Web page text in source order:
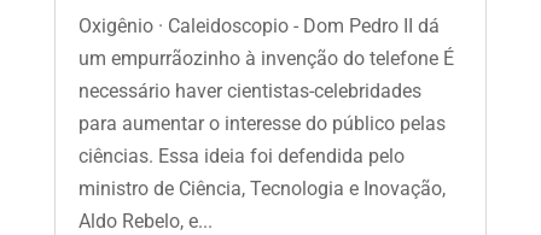
Oxigênio · Caleidoscopio - Dom Pedro II dá
um empurrãozinho à invenção do telefone É
necessário haver cientistas-celebridades
para aumentar o interesse do público pelas
ciências. Essa ideia foi defendida pelo
ministro de Ciência, Tecnologia e Inovação,
Aldo Rebelo, e...